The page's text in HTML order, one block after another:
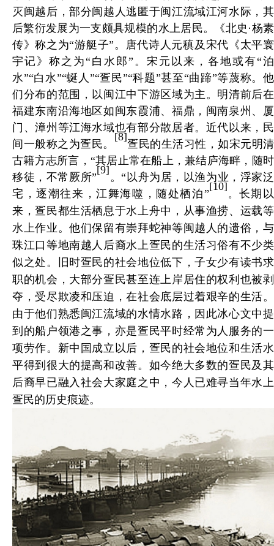
灭闽越后，部分闽越人逃匿于闽江流域江河水际，其
后繁衍发展为一支颇具规模的水上居民。《北史·杨素
传》称之为“游艇子”。唐代诗人元稹及宋代《太平寰
宇记》称之为“白水郎”。宋元以来，各地或有“泊
水”“白水”“蜒人”“疍民”“科题”甚至“曲蹄”等蔑称。他
们分布的范围，以闽江中下游区域为主。明清前后在
福建东南沿海地区如闽东霞浦、福鼎，闽南泉州、厦
门、漳州等江海水域也有部分散居者。近代以来，民
间一般称之为疍民。
[8]
疍民的生活习性，如宋元明清
古籍方志所言，“其居止常在船上，兼结庐海畔，随时
移徒，不常厥所”
[9]
。“以舟为居，以渔为业，浮家泛
宅，逐潮往来，江舞海噬，随处栖泊”
[10]
。 长期以
来，疍民都生活栖息于水上舟中，从事渔捞、运载等
水上作业。他们保留有崇拜蛇神等闽越人的遗俗，与
珠江口等地南越人后裔水上疍民的生活习俗有不少类
似之处。旧时疍民的社会地位低下，子女少有读书求
职的机会，大部分疍民甚至连上岸居住的权利也被剥
夺，受尽欺凌和压迫，在社会底层过着艰辛的生活。
由于他们熟悉闽江流域的水情水路，因此冰心文中提
到的船户领港之事，亦是疍民平时经常为人服务的一
项劳作。新中国成立以后，疍民的社会地位和生活水
平得到很大的提高和改善。如今绝大多数的疍民及其
后裔早已融入社会大家庭之中，今人已难寻当年水上
疍民的历史痕迹。